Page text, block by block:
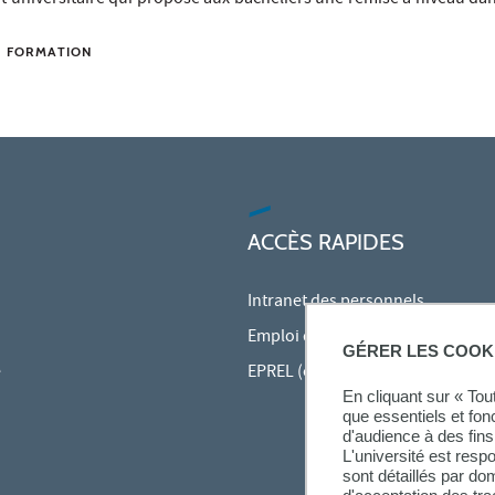
GÉRER LES
En cliquant sur «
que essentiels et
d'audience à des
L'université est
sont détaillés par
FORMATION
ACCÈS RAPIDES
Intranet des personnels
Emploi du temps en ligne (ADE)
EPREL (cours en ligne)